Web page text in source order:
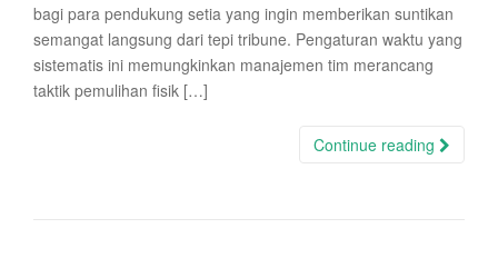
bagi para pendukung setia yang ingin memberikan suntikan
semangat langsung dari tepi tribune. Pengaturan waktu yang
sistematis ini memungkinkan manajemen tim merancang
taktik pemulihan fisik […]
Continue reading